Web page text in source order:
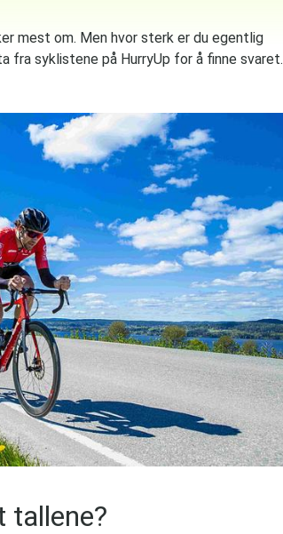
mest om. Men hvor sterk er du egentlig
fra syklistene på HurryUp for å finne svaret.
tallene?